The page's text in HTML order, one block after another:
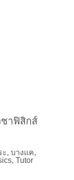
ชาฟิสิกส์
ะ, บางแค,
Tutor